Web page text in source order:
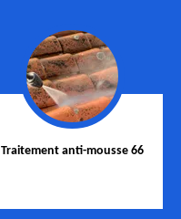
Traitement anti-mousse 66